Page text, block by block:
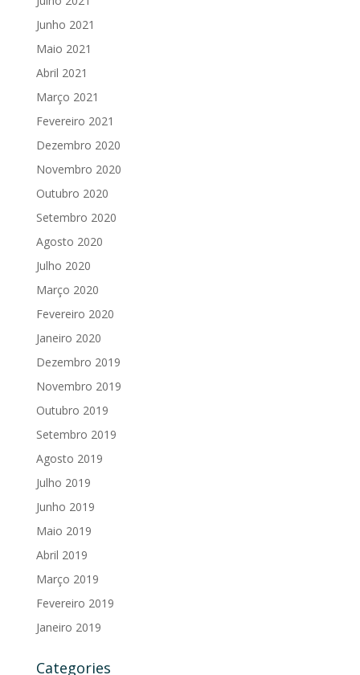
Junho 2021
Maio 2021
Abril 2021
Março 2021
Fevereiro 2021
Dezembro 2020
Novembro 2020
Outubro 2020
Setembro 2020
Agosto 2020
Julho 2020
Março 2020
Fevereiro 2020
Janeiro 2020
Dezembro 2019
Novembro 2019
Outubro 2019
Setembro 2019
Agosto 2019
Julho 2019
Junho 2019
Maio 2019
Abril 2019
Março 2019
Fevereiro 2019
Janeiro 2019
Categories